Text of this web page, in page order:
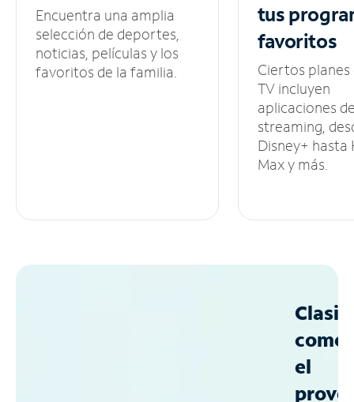
Encuentra una amplia
selección de deportes,
noticias, películas y los
favoritos de la familia.
tus
favoritos
Ciertos planes
TV incluyen
aplicaciones
streaming,
Disney+ hasta
Max y más.
como
el